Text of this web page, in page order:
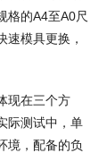
格的A4至A0尺
模具更换，
现在三个方
际测试中，单
境，配备的负